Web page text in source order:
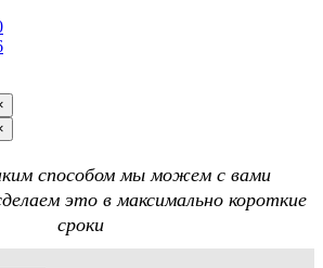
способом мы можем с вами
это в максимально короткие
сроки